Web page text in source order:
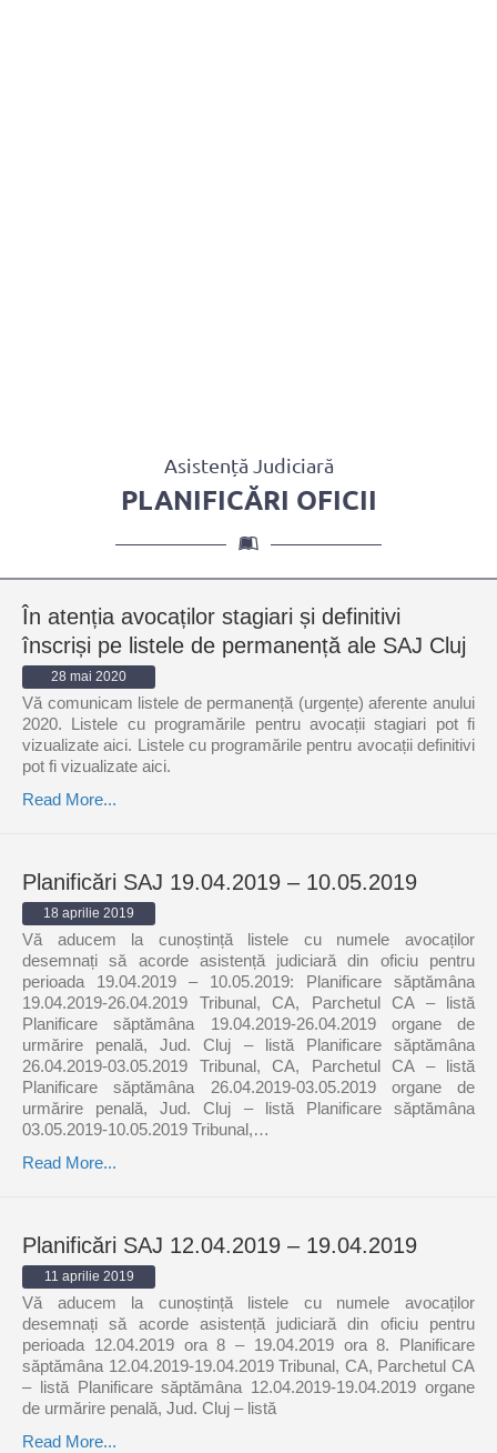
Asistență Judiciară
PLANIFICĂRI OFICII
În atenția avocaților stagiari și definitivi
înscriși pe listele de permanență ale SAJ Cluj
28 mai 2020
Vă comunicam listele de permanență (urgențe) aferente anului
2020. Listele cu programările pentru avocații stagiari pot fi
vizualizate aici. Listele cu programările pentru avocații definitivi
pot fi vizualizate aici.
Read More...
Planificări SAJ 19.04.2019 – 10.05.2019
18 aprilie 2019
Vă aducem la cunoștință listele cu numele avocaților
desemnați să acorde asistență judiciară din oficiu pentru
perioada 19.04.2019 – 10.05.2019: Planificare săptămâna
19.04.2019-26.04.2019 Tribunal, CA, Parchetul CA – listă
Planificare săptămâna 19.04.2019-26.04.2019 organe de
urmărire penală, Jud. Cluj – listă Planificare săptămâna
26.04.2019-03.05.2019 Tribunal, CA, Parchetul CA – listă
Planificare săptămâna 26.04.2019-03.05.2019 organe de
urmărire penală, Jud. Cluj – listă Planificare săptămâna
03.05.2019-10.05.2019 Tribunal,…
Read More...
Planificări SAJ 12.04.2019 – 19.04.2019
11 aprilie 2019
Vă aducem la cunoștință listele cu numele avocaților
desemnați să acorde asistență judiciară din oficiu pentru
perioada 12.04.2019 ora 8 – 19.04.2019 ora 8. Planificare
săptămâna 12.04.2019-19.04.2019 Tribunal, CA, Parchetul CA
– listă Planificare săptămâna 12.04.2019-19.04.2019 organe
de urmărire penală, Jud. Cluj – listă
Read More...